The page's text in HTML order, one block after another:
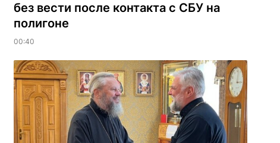
без вести после контакта с СБУ на
полигоне
00:40